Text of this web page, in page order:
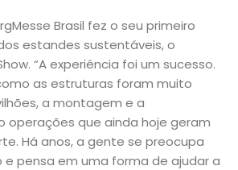
Brasil fez o seu primeiro
estandes sustentáveis, o
“A experiência foi um sucesso.
as estruturas foram muito
a montagem e a
operações que ainda hoje geram
Há anos, a gente se preocupa
pensa em uma forma de ajudar a